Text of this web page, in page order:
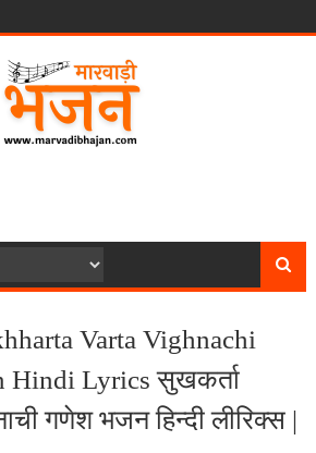
Varta Vighnachi
Hindi Lyrics सुखकर्ता
गणेश भजन हिन्दी लीरिक्स |